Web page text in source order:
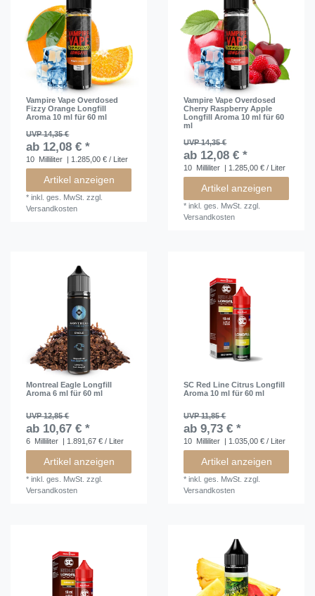
Vampire Vape Overdosed
Fizzy Orange Longfill
Aroma 10 ml für 60 ml
UVP 14,35 €
ab 12,08 € *
10 Milliliter | 1.285,00 € / Liter
Artikel anzeigen
*inkl. ges. MwSt. zzgl.
Versandkosten
Vampire Vape Overdosed
Cherry Raspberry Apple
Longfill Aroma 10 ml für 60
ml
UVP 14,35 €
ab 12,08 € *
10 Milliliter | 1.285,00 € / Liter
Artikel anzeigen
*inkl. ges. MwSt. zzgl.
Versandkosten
Montreal Eagle Longfill
Aroma 6 ml für 60 ml
UVP 12,85 €
ab 10,67 € *
6 Milliliter | 1.891,67 € / Liter
Artikel anzeigen
*inkl. ges. MwSt. zzgl.
Versandkosten
SC Red Line Citrus Longfill
Aroma 10 ml für 60 ml
UVP 11,85 €
ab 9,73 € *
10 Milliliter | 1.035,00 € / Liter
Artikel anzeigen
*inkl. ges. MwSt. zzgl.
Versandkosten